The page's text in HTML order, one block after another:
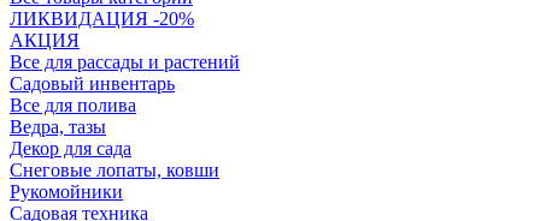
ЛИКВИДАЦИЯ -20%
АКЦИЯ
Все для рассады и растений
Садовый инвентарь
Все для полива
Ведра, тазы
Декор для сада
Снеговые лопаты, ковши
Рукомойники
Садовая техника